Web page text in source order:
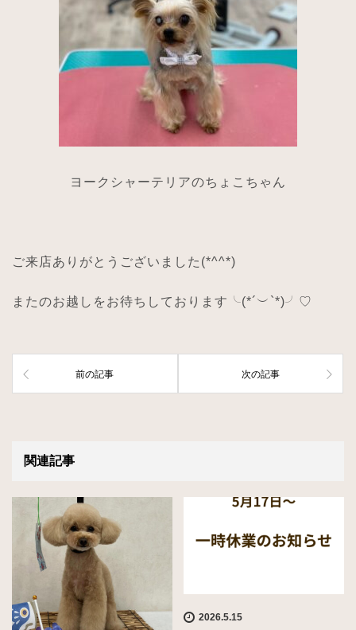
ヨークシャーテリアのちょこちゃん
ご来店ありがとうございました (*^^*)
またのお越しをお待ちしております╰(*´ ︶ `*)╯ ♡
前の記事 次の記事
関連記事
2026.5.15